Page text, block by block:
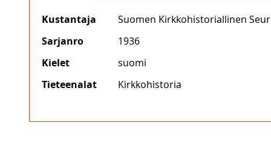
the
images
gallery
Lisätietoja
Kustantaja
Suomen Kirkkohistoriallinen
Sarjanro
1936
Kielet
suomi
Tieteenalat
Kirkkohistoria